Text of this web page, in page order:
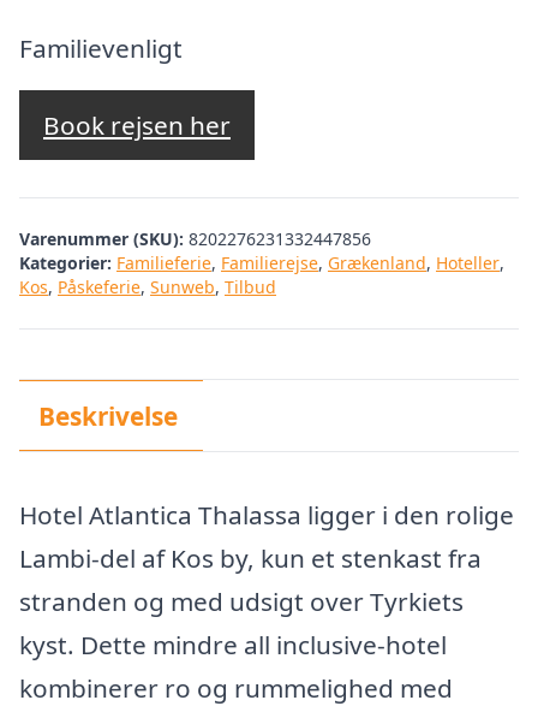
pris
var:
kr. 3.072,10.
Familievenligt
Book rejsen her
Varenummer (SKU): 8202276231332447856
Kategorier: Familieferie, Familierejse, Grækenland, Hoteller,
Kos, Påskeferie, Sunweb, Tilbud
Beskrivelse
Hotel Atlantica Thalassa ligger i den rolige
Lambi-del af Kos by, kun et stenkast fra
stranden og med udsigt over Tyrkiets
kyst. Dette mindre all inclusive-hotel
kombinerer ro og rummelighed med